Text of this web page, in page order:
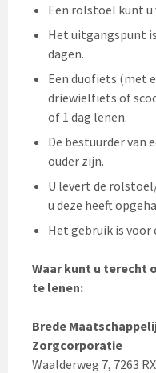
Een rolstoel kunt u
Het uitgangspunt
dagen.
Een duofiets (met
driewielfiets of
of 1 dag lenen.
De bestuurder van
ouder zijn.
U levert de
u deze heeft
Het gebruik is voor
Waar kunt u terecht
te lenen:
Brede
Zorgcorporatie
Waalderweg 7, 7263